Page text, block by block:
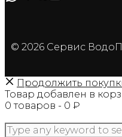
© 2026 Сервис
Продолжить
Товар добавлен в
0 товаров - 0 ₽